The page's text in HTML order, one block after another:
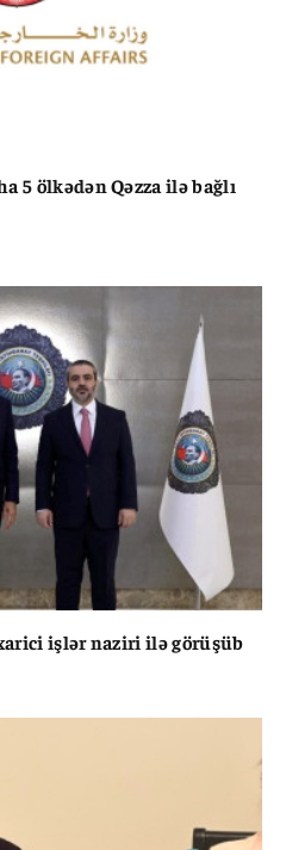
5 ölkədən Qəzza ilə bağlı
işlər naziri ilə görüşüb